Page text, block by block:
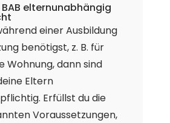
elternunabhängig
einer Ausbildung
benötigst, z. B. für
Wohnung, dann sind
Eltern
Erfüllst du die
Voraussetzungen,